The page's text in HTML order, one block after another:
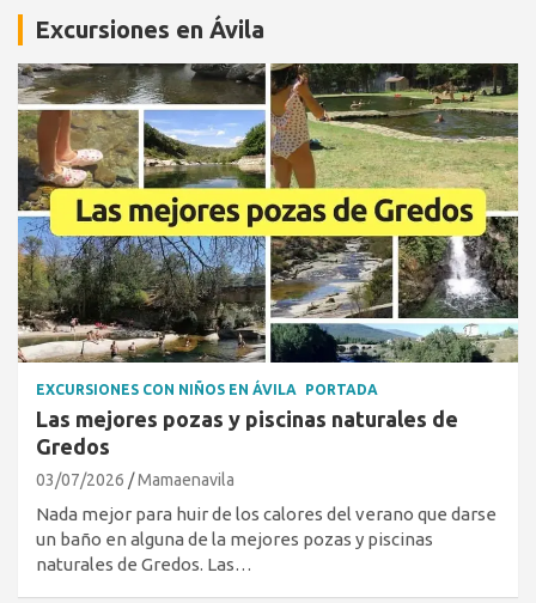
Excursiones en Ávila
EXCURSIONES CON NIÑOS EN ÁVILA PORTADA
Las mejores pozas y piscinas naturales de
Gredos
03/07/2026 Mamaenavila
Nada mejor para huir de los calores del verano que darse
un baño en alguna de la mejores pozas y piscinas
naturales de Gredos. Las…